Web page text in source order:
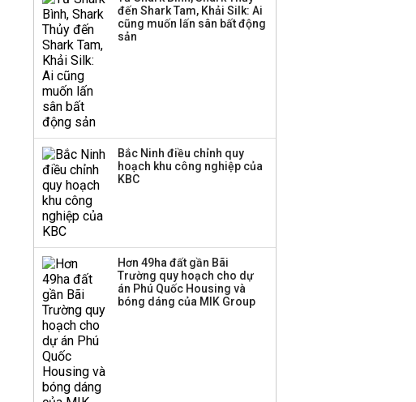
đến Shark Tam, Khải Silk: Ai
cũng muốn lấn sân bất động
sản
Bắc Ninh điều chỉnh quy
hoạch khu công nghiệp của
KBC
Hơn 49ha đất gần Bãi
Trường quy hoạch cho dự
án Phú Quốc Housing và
bóng dáng của MIK Group